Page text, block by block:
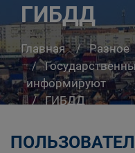
ГИБДД
Главная
Разное
информируют
ГИБДД